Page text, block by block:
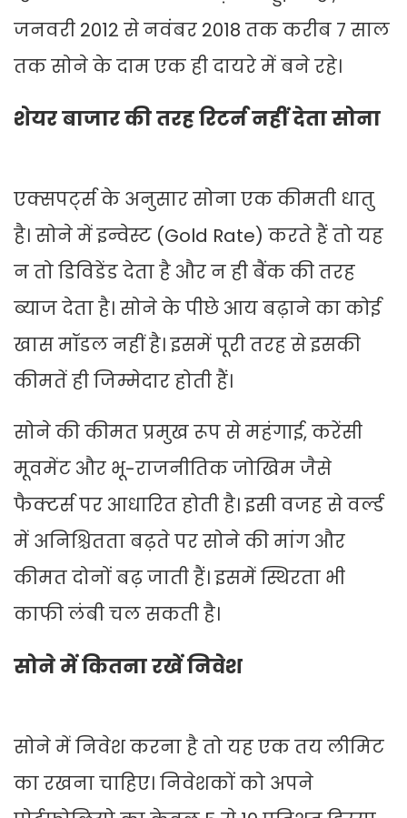
जनवरी 2012 से नवंबर 2018 तक करीब 7 साल
तक सोने के दाम एक ही दायरे में बने रहे।
शेयर बाजार की तरह रिटर्न नहीं देता सोना
एक्सपर्ट्स के अनुसार सोना एक कीमती धातु
है। सोने में इन्वेस्ट (Gold Rate) करते हैं तो यह
न तो डिविडेंड देता है और न ही बैंक की तरह
ब्याज देता है। सोने के पीछे आय बढ़ाने का कोई
खास मॉडल नहीं है। इसमें पूरी तरह से इसकी
कीमतें ही जिम्मेदार होती हैं।
सोने की कीमत प्रमुख रूप से महंगाई, करेंसी
मूवमेंट और भू-राजनीतिक जोखिम जैसे
फैक्टर्स पर आधारित होती है। इसी वजह से वर्ल्ड
में अनिश्चितता बढ़ते पर सोने की मांग और
कीमत दोनों बढ़ जाती हैं। इसमें स्थिरता भी
काफी लंबी चल सकती है।
सोने में कितना रखें निवेश
सोने में निवेश करना है तो यह एक तय लीमिट
का रखना चाहिए। निवेशकों को अपने